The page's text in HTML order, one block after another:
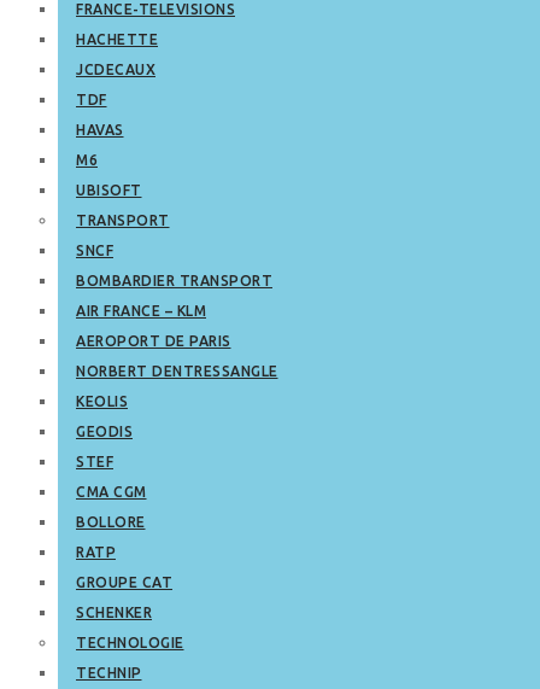
FRANCE-TELEVISIONS
HACHETTE
JCDECAUX
TDF
HAVAS
M6
UBISOFT
TRANSPORT
SNCF
BOMBARDIER TRANSPORT
AIR FRANCE – KLM
AEROPORT DE PARIS
NORBERT DENTRESSANGLE
KEOLIS
GEODIS
STEF
CMA CGM
BOLLORE
RATP
GROUPE CAT
SCHENKER
TECHNOLOGIE
TECHNIP